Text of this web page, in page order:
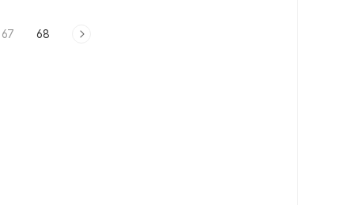
, 앞부
"확인"을 누릅니다. 3. 즐겨찾기 메뉴를 열어
67 68